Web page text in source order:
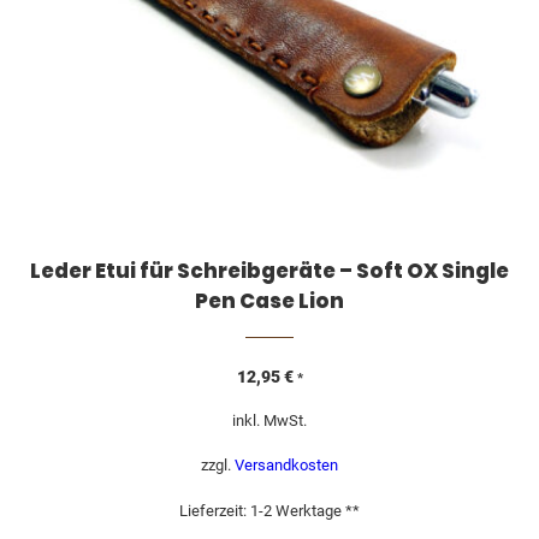
Leder Etui für Schreibgeräte – Soft OX Single
Pen Case Lion
12,95€ *
inkl. MwSt.
zzgl. Versandkosten
Lieferzeit: 1-2 Werktage **